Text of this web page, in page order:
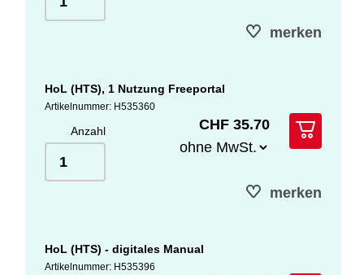
merken
HoL (HTS), 1 Nutzung Freeportal
Artikelnummer: H535360
Anzahl CHF 35.70
merken
HoL (HTS) - digitales Manual
Artikelnummer: H535396